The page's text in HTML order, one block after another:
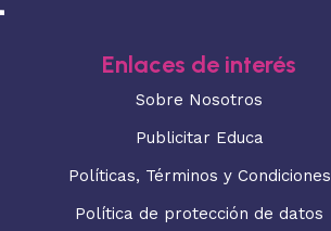
Enlaces de interés
Sobre Nosotros
Publicitar Educa
Políticas, Términos y Condiciones
Política de protección de datos